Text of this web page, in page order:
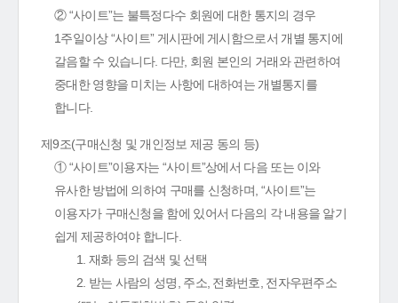
② “사이트”는 불특정다수 회원에 대한 통지의 경우
1주일이상 “사이트” 게시판에 게시함으로서 개별 통지에
갈음할 수 있습니다. 다만, 회원 본인의 거래와 관련하여
중대한 영향을 미치는 사항에 대하여는 개별통지를
합니다.
제9조(구매신청 및 개인정보 제공 동의 등)
① “사이트”이용자는 “사이트”상에서 다음 또는 이와
유사한 방법에 의하여 구매를 신청하며, “사이트”는
이용자가 구매신청을 함에 있어서 다음의 각 내용을 알기
쉽게 제공하여야 합니다.
1. 재화 등의 검색 및 선택
2. 받는 사람의 성명, 주소, 전화번호, 전자우편주소